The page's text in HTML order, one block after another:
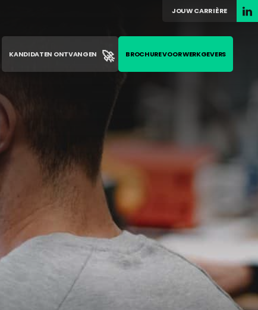
JOUW CARRIÈRE
KANDIDATEN ONTVANGEN 🚀 BROCHURE VOOR WERKGEVERS